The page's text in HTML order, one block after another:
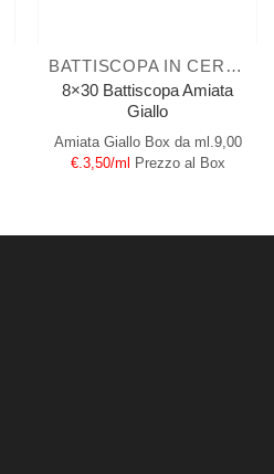
BATTISCOPA IN CERAMICA
8×30 Battiscopa Amiata
Giallo
Amiata Giallo Box da ml.9,00
€.3,50/ml Prezzo al Box